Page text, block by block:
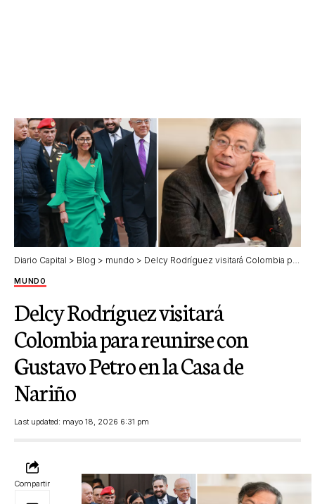
Diario Capital > Blog > mundo > Delcy Rodríguez visitará Colombia para reunirse con Gustavo Petro en la Casa de Nariño
MUNDO
Delcy Rodríguez visitará
Colombia para reunirse con
Gustavo Petro en la Casa de
Nariño
Last updated: mayo 18, 2026 6:31 pm
Compartir